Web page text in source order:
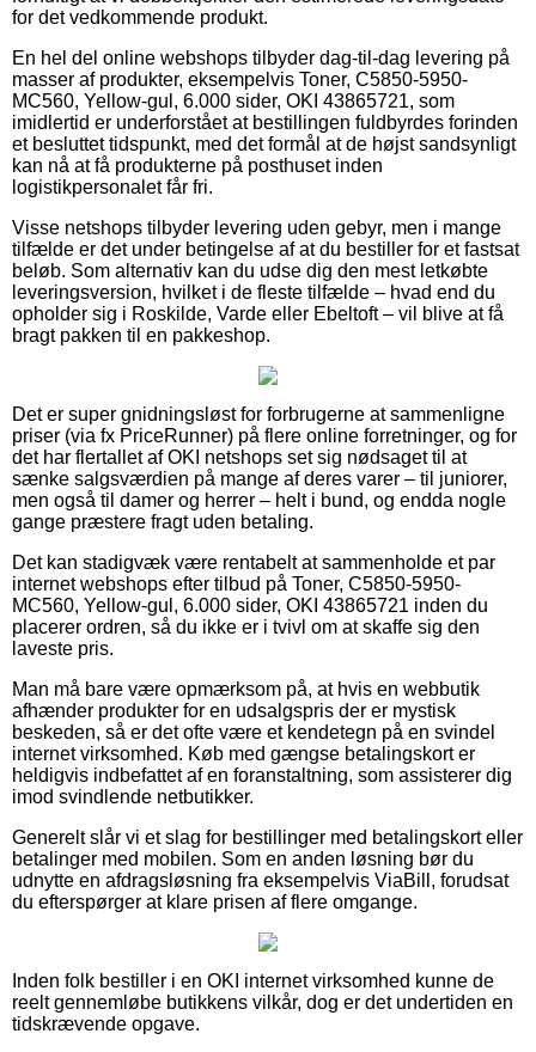
for det vedkommende produkt.
En hel del online webshops tilbyder dag-til-dag levering på
masser af produkter, eksempelvis Toner, C5850-5950-
MC560, Yellow-gul, 6.000 sider, OKI 43865721, som
imidlertid er underforstået at bestillingen fuldbyrdes forinden
et besluttet tidspunkt, med det formål at de højst sandsynligt
kan nå at få produkterne på posthuset inden
logistikpersonalet får fri.
Visse netshops tilbyder levering uden gebyr, men i mange
tilfælde er det under betingelse af at du bestiller for et fastsat
beløb. Som alternativ kan du udse dig den mest letkøbte
leveringsversion, hvilket i de fleste tilfælde – hvad end du
opholder sig i Roskilde, Varde eller Ebeltoft – vil blive at få
bragt pakken til en pakkeshop.
Det er super gnidningsløst for forbrugerne at sammenligne
priser (via fx PriceRunner) på flere online forretninger, og for
det har flertallet af OKI netshops set sig nødsaget til at
sænke salgsværdien på mange af deres varer – til juniorer,
men også til damer og herrer – helt i bund, og endda nogle
gange præstere fragt uden betaling.
Det kan stadigvæk være rentabelt at sammenholde et par
internet webshops efter tilbud på Toner, C5850-5950-
MC560, Yellow-gul, 6.000 sider, OKI 43865721 inden du
placerer ordren, så du ikke er i tvivl om at skaffe sig den
laveste pris.
Man må bare være opmærksom på, at hvis en webbutik
afhænder produkter for en udsalgspris der er mystisk
beskeden, så er det ofte være et kendetegn på en svindel
internet virksomhed. Køb med gængse betalingskort er
heldigvis indbefattet af en foranstaltning, som assisterer dig
imod svindlende netbutikker.
Generelt slår vi et slag for bestillinger med betalingskort eller
betalinger med mobilen. Som en anden løsning bør du
udnytte en afdragsløsning fra eksempelvis ViaBill, forudsat
du efterspørger at klare prisen af flere omgange.
Inden folk bestiller i en OKI internet virksomhed kunne de
reelt gennemløbe butikkens vilkår, dog er det undertiden en
tidskrævende opgave.